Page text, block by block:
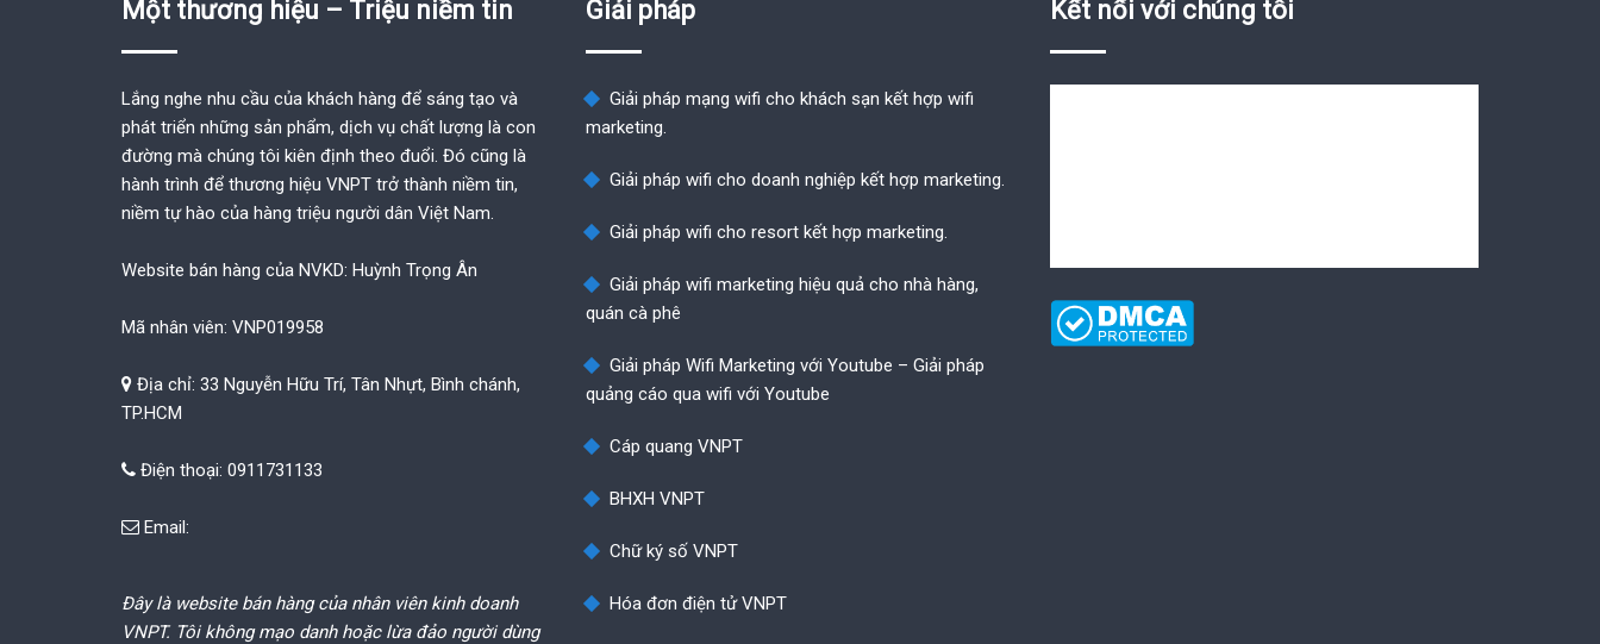
Một thương hiệu – Triệu niềm tin
Lắng nghe nhu cầu của khách hàng để sáng tạo và
phát triển những sản phẩm, dịch vụ chất lượng là con
đường mà chúng tôi kiên định theo đuổi. Đó cũng là
hành trình để thương hiệu VNPT trở thành niềm tin,
niềm tự hào của hàng triệu người dân Việt Nam.
Website bán hàng của NVKD: Huỳnh Trọng Ân
Mã nhân viên: VNP019958
Địa chỉ: 33 Nguyễn Hữu Trí, Tân Nhựt, Bình chánh,
TP.HCM
Điện thoại: 0911731133
Email:
Đây là website bán hàng của nhân viên kinh doanh
VNPT. Tôi không mạo danh hoặc lừa đảo người dùng
Giải pháp
Giải pháp mạng wifi cho khách sạn kết hợp wifi
marketing.
Giải pháp wifi cho doanh nghiệp kết hợp marketing.
Giải pháp wifi cho resort kết hợp marketing.
Giải pháp wifi marketing hiệu quả cho nhà hàng,
quán cà phê
Giải pháp Wifi Marketing với Youtube – Giải pháp
quảng cáo qua wifi với Youtube
Cáp quang VNPT
BHXH VNPT
Chữ ký số VNPT
Hóa đơn điện tử VNPT
Kết nối với chúng tôi